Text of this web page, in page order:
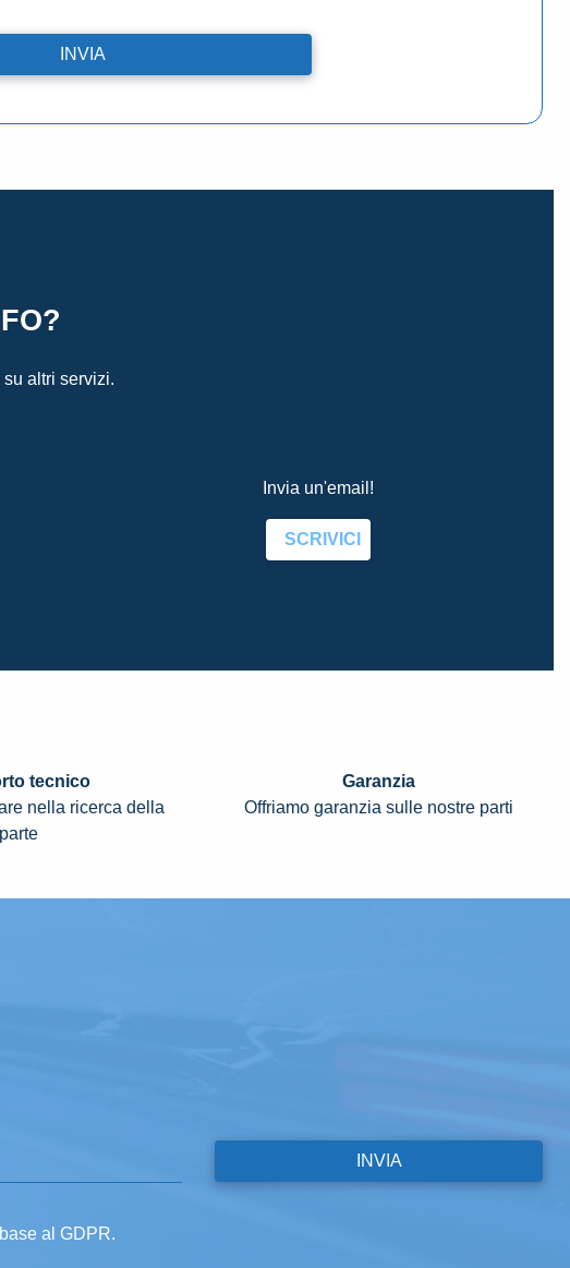
altri servizi.
Invia un'email!
SCRIVICI
tecnico
nella ricerca della
parte
Garanzia
Offriamo garanzia sulle nostre parti
al GDPR.